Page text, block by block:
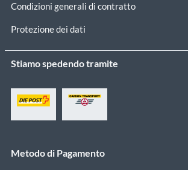
Condizioni generali di contratto
Protezione dei dati
Stiamo spedendo tramite
Metodo di Pagamento